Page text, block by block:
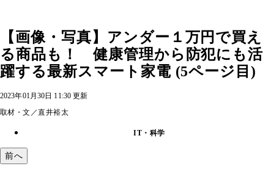
【画像・写真】アンダー１万円で買え
る商品も！ 健康管理から防犯にも活
躍する最新スマート家電 (5ページ目)
2023年01月30日 11:30 更新
取材・文／直井裕太
IT・科学
前へ